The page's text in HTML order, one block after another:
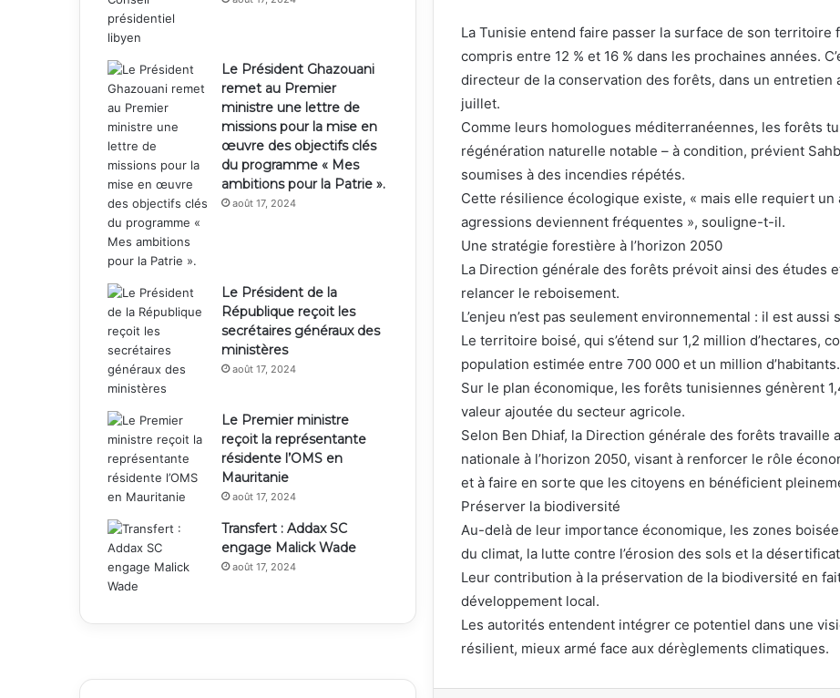
La Tunisie entend faire passer la surface de son territoire
compris entre 12 % et 16 % dans les prochaines années.
directeur de la conservation des forêts, dans un entretien
juillet.
Comme leurs homologues méditerranéennes, les forêts
régénération naturelle notable – à condition, prévient
soumises à des incendies répétés.
Cette résilience écologique existe, « mais elle requiert
agressions deviennent fréquentes », souligne-t-il.
Une stratégie forestière à l’horizon 2050
La Direction générale des forêts prévoit ainsi des études
relancer le reboisement.
L’enjeu n’est pas seulement environnemental : il est aussi
Le territoire boisé, qui s’étend sur 1,2 million d’hectares,
population estimée entre 700 000 et un million d’habitants.
Sur le plan économique, les forêts tunisiennes génèrent
valeur ajoutée du secteur agricole.
Selon Ben Dhiaf, la Direction générale des forêts
nationale à l’horizon 2050, visant à renforcer le rôle
et à faire en sorte que les citoyens en bénéficient
Préserver la biodiversité
Au-delà de leur importance économique, les zones
du climat, la lutte contre l’érosion des sols et la
Leur contribution à la préservation de la biodiversité en
développement local.
Les autorités entendent intégrer ce potentiel dans une
résilient, mieux armé face aux dérèglements climatiques.
Le Président Ghazouani
remet au Premier
ministre une lettre de
missions pour la mise en
œuvre des objectifs clés
du programme « Mes
ambitions pour la Patrie ».
août 17, 2024
Le Président de la
République reçoit les
secrétaires généraux des
ministères
août 17, 2024
Le Premier ministre
reçoit la représentante
résidente l’OMS en
Mauritanie
août 17, 2024
Transfert : Addax SC
engage Malick Wade
août 17, 2024